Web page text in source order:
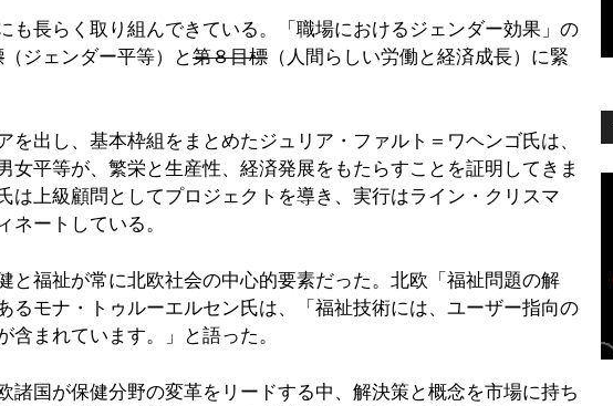
も長らく取り組んできている。「職場におけるジェンダー効果」の
（ジェンダー平等）と第８目標 （人間らしい労働と経済成長）に緊
を出し、基本枠組をまとめたジュリア・ファルト＝ワヘンゴ氏は、
女平等が、繁栄と生産性、経済発展をもたらすことを証明してきま
は上級顧問としてプロジェクトを導き、実行はライン・クリスマ
ネートしている。
と福祉が常に北欧社会の中心的要素だった。北欧「福祉問題の解
るモナ・トゥルーエルセン氏は、「福祉技術には、ユーザー指向の
まれています。」と語った。
諸国が保健分野の変革をリードする中、解決策と概念を市場に持ち